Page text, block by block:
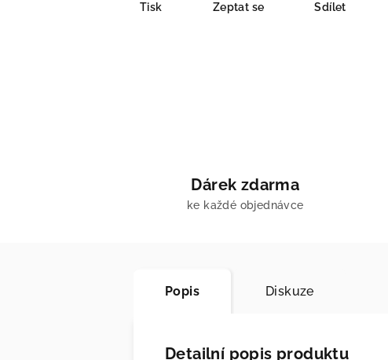
Tisk Zeptat se Sdílet
Dárek zdarma
ke každé objednávce
Popis Diskuze
Detailní popis produktu